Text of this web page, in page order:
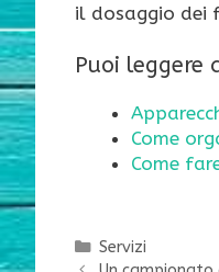
il dosaggio dei
Puoi leggere
Come
Come
Categorie
Servizi